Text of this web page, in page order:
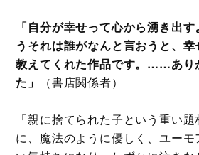
「自分が幸せって心から湧き出
うそれは誰がなんと言おうと、幸
教えてくれた作品です。……あり
た」
（書店関係者）
「親に捨てられた子という重い
に、魔法のように優しく、ユー